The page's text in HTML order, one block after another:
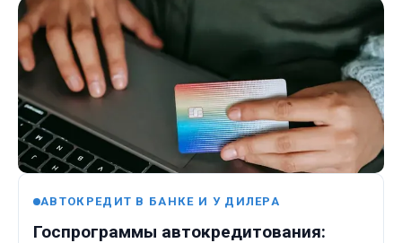
АВТОКРЕДИТ В БАНКЕ И У ДИЛЕРА
Госпрограммы автокредитования: